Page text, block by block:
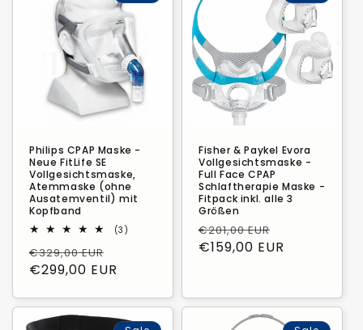
Philips CPAP Maske -
Neue FitLife SE
Vollgesichtsmaske,
Atemmaske (ohne
Ausatemventil) mit
Kopfband
(3)
Normaler
Preis
€329,00 EUR
Verkaufspreis
€299,00 EUR
Fisher & Paykel Evora
Vollgesichtsmaske -
Full Face CPAP
Schlaftherapie Maske -
Fitpack inkl. alle 3
Größen
Normaler
Preis
€201,00 EUR
€159,00 EUR